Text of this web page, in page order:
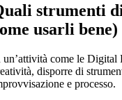
strumenti
usarli bene)
un’attività come le Digital
disporre di
e processo.